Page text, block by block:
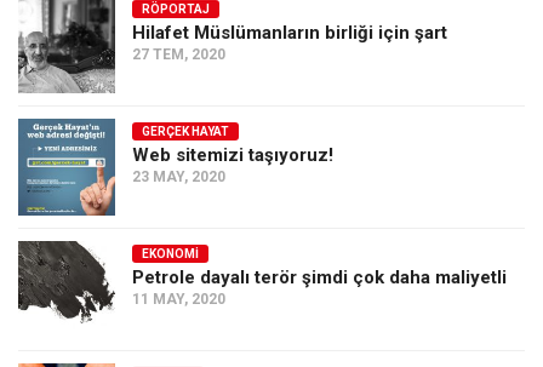
RÖPORTAJ
Hilafet Müslümanların birliği için şart
27 TEM, 2020
GERÇEK HAYAT
Web sitemizi taşıyoruz!
23 MAY, 2020
EKONOMI
Petrole dayalı terör şimdi çok daha maliyetli
11 MAY, 2020